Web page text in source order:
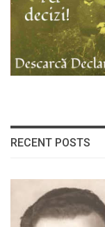
RECENT POSTS